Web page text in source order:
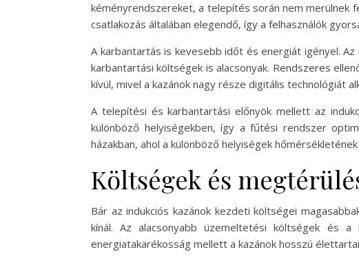
kéményrendszereket, a telepítés során nem merülnek
csatlakozás általában elegendő, így a felhasználók
A karbantartás is kevesebb időt és energiát igényel.
karbantartási költségek is alacsonyak. Rendszeres
kívül, mivel a kazánok nagy része digitális technológiát
A telepítési és karbantartási előnyök mellett az
különböző helyiségekben, így a fűtési rendszer
házakban, ahol a különböző helyiségek
Költségek és
Bár az indukciós kazánok kezdeti költségei
kínál. Az alacsonyabb üzemeltetési költségek és
energiatakarékosság mellett a kazánok hosszú